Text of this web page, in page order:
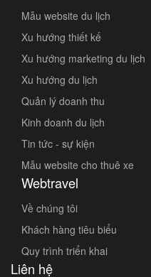
Mẫu website du lịch
Xu hướng thiết kế
Xu hướng marketing du lịch
Xu hướng du lịch
Quản lý doanh thu
Kinh doanh du lịch
Tin tức - sự kiện
Mẫu website cho thuê xe
Webtravel
Về chúng tôi
Khách hàng tiêu biểu
Quy trình triển khai
Liên hệ